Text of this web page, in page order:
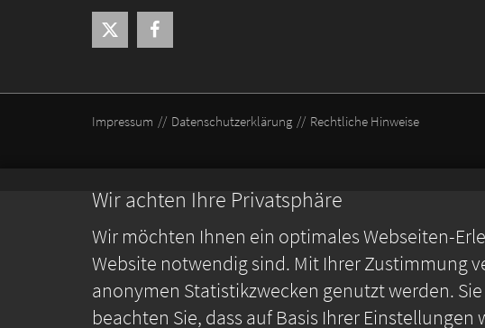
Wir achten Ihre Privatsphäre
Wir möchten Ihnen ein optimales Webseiten-
Website notwendig sind. Mit Ihrer Zustimmung
anonymen Statistikzwecken genutzt werden.
beachten Sie, dass auf Basis Ihrer
Impressum Datenschutzerklärung Rechtliche Hinweise